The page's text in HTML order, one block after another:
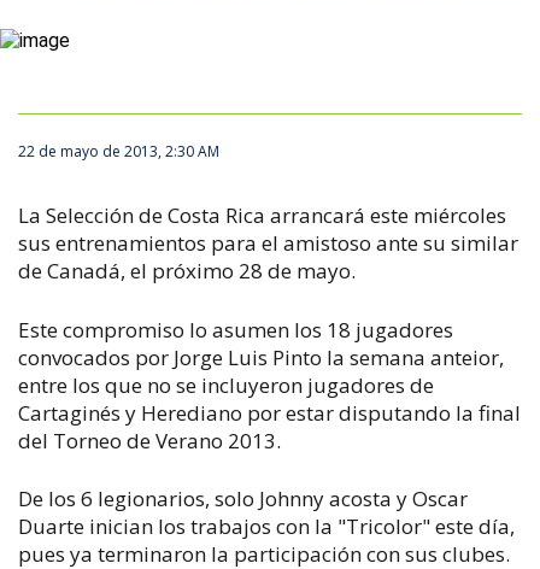
22 de mayo de 2013, 2:30 AM
La Selección de Costa Rica arrancará este miércoles
sus entrenamientos para el amistoso ante su similar
de Canadá, el próximo 28 de mayo.
Este compromiso lo asumen los 18 jugadores
convocados por Jorge Luis Pinto la semana anteior,
entre los que no se incluyeron jugadores de
Cartaginés y Herediano por estar disputando la final
del Torneo de Verano 2013.
De los 6 legionarios, solo Johnny acosta y Oscar
Duarte inician los trabajos con la "Tricolor" este día,
pues ya terminaron la participación con sus clubes.